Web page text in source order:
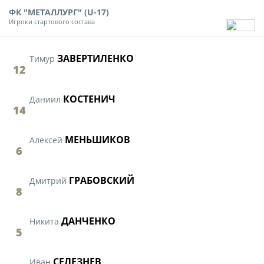
Новости
Игроки
Новости
Бухгалтерия
Пресс-служба
Спортивный комитет
Контрольно-дисциплинарный комитет
Документы
Регламентирующие документы
ФК "МЕТАЛЛУРГ" (U-17)
Игроки стартового состава
12
Тимур ЗАВЕРТИЛЕНКО
14
Даниил КОСТЕНИЧ
6
Алексей МЕНЬШИКОВ
8
Дмитрий ГРАБОВСКИЙ
5
Никита ДАНЧЕНКО
Иван СЕЛЕЗНЕВ